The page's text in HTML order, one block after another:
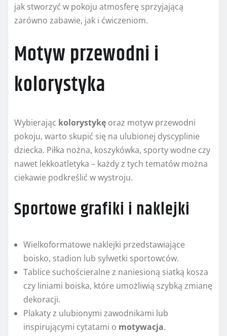
jak stworzyć w pokoju atmosferę sprzyjającą
zarówno zabawie, jak i ćwiczeniom.
Motyw przewodni i
kolorystyka
Wybierając kolorystykę oraz motyw przewodni
pokoju, warto skupić się na ulubionej dyscyplinie
dziecka. Piłka nożna, koszykówka, sporty wodne czy
nawet lekkoatletyka – każdy z tych tematów można
ciekawie podkreślić w wystroju.
Sportowe grafiki i naklejki
Wielkoformatowe naklejki przedstawiające
boisko, stadion lub sylwetki sportowców.
Tablice suchościeralne z naniesioną siatką kosza
czy liniami boiska, które umożliwią szybką zmianę
dekoracji.
Plakaty z ulubionymi zawodnikami lub
inspirującymi cytatami o motywacja.